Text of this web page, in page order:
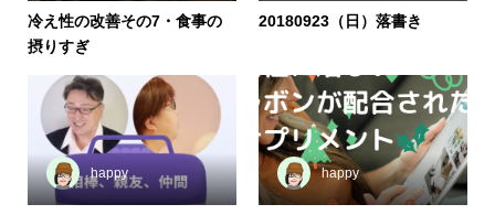
冷え性の改善その7・食事の
摂りすぎ
20180923（日）落書き
happy happy